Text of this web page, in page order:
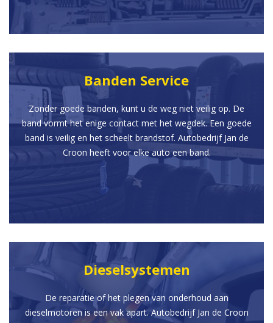
Banden Service
Zonder goede banden, kunt u de weg niet veilig op. De
band vormt het enige contact met het wegdek. Een goede
band is veilig en het scheelt brandstof. Autobedrijf Jan de
Croon heeft voor elke auto een band.
Dieselsystemen
De reparatie of het plegen van onderhoud aan
dieselmotoren is een vak apart. Autobedrijf Jan de Croon